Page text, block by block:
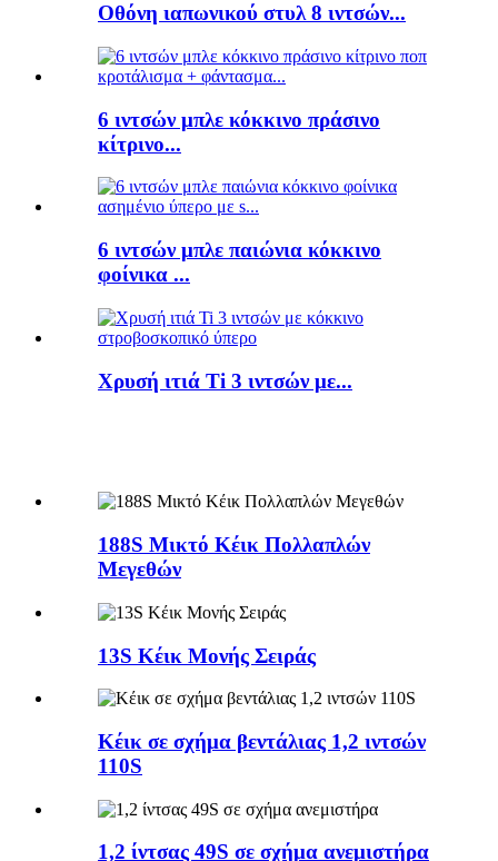
Οθόνη ιαπωνικού στυλ 8 ιντσών...
6 ιντσών μπλε κόκκινο πράσινο
κίτρινο...
6 ιντσών μπλε παιώνια κόκκινο
φοίνικα ...
Χρυσή ιτιά Ti 3 ιντσών με...
188S Μικτό Κέικ Πολλαπλών
Μεγεθών
13S Κέικ Μονής Σειράς
Κέικ σε σχήμα βεντάλιας 1,2 ιντσών
110S
1,2 ίντσας 49S σε σχήμα ανεμιστήρα